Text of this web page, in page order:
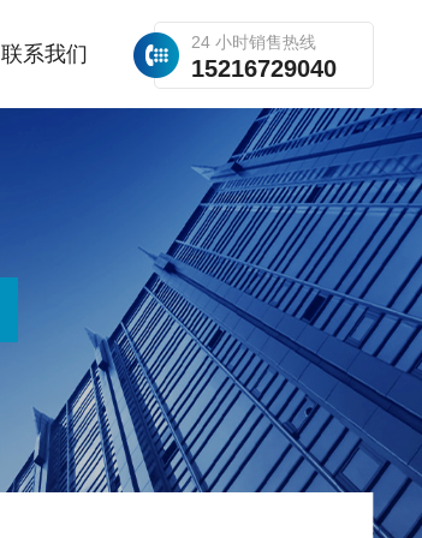
24 小时销售热线
15216729040
联系我们